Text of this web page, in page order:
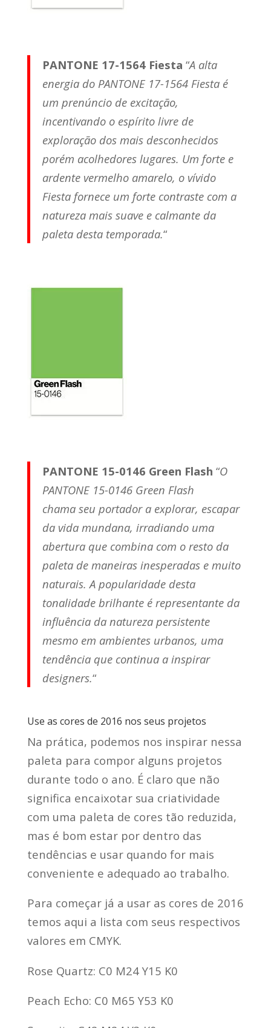
PANTONE 17-1564 Fiesta “A alta
energia do PANTONE 17-1564 Fiesta é
um prenúncio de excitação,
incentivando o espírito livre de
exploração dos mais desconhecidos
porém acolhedores lugares. Um forte e
ardente vermelho amarelo, o vívido
Fiesta fornece um forte contraste com a
natureza mais suave e calmante da
paleta desta temporada.“
PANTONE 15-0146 Green Flash “O
PANTONE 15-0146 Green Flash
chama seu portador a explorar, escapar
da vida mundana, irradiando uma
abertura que combina com o resto da
paleta de maneiras inesperadas e muito
naturais. A popularidade desta
tonalidade brilhante é representante da
influência da natureza persistente
mesmo em ambientes urbanos, uma
tendência que continua a inspirar
designers.“
Use as cores de 2016 nos seus projetos
Na prática, podemos nos inspirar nessa
paleta para compor alguns projetos
durante todo o ano. É claro que não
significa encaixotar sua criatividade
com uma paleta de cores tão reduzida,
mas é bom estar por dentro das
tendências e usar quando for mais
conveniente e adequado ao trabalho.
Para começar já a usar as cores de 2016
temos aqui a lista com seus respectivos
valores em CMYK.
Rose Quartz: C0 M24 Y15 K0
Peach Echo: C0 M65 Y53 K0